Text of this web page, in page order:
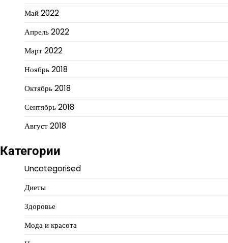
Май 2022
Апрель 2022
Март 2022
Ноябрь 2018
Октябрь 2018
Сентябрь 2018
Август 2018
Категории
Uncategorised
Диеты
Здоровье
Мода и красота